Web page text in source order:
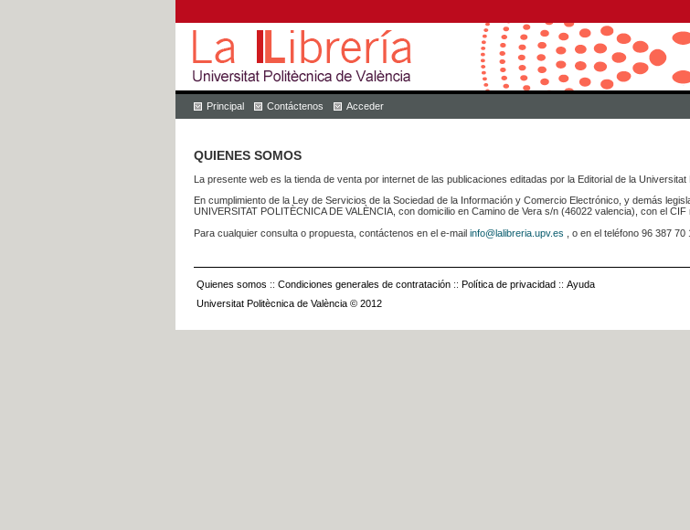
Principal Contáctenos Acceder
QUIENES SOMOS
La presente web es la tienda de venta por internet de las publicaciones editadas por la Editorial de la Universitat
En cumplimiento de la Ley de Servicios de la Sociedad de la Información y Comercio Electrónico, y demás
UNIVERSITAT POLITÈCNICA DE VALÈNCIA, con domicilio en Camino de Vera s/n (46022 valencia), con el CIF
Para cualquier consulta o propuesta, contáctenos en el e-mail info@lalibreria.upv.es , o en el teléfono 96 387 70
Quienes somos :: Condiciones generales de contratación :: Política de privacidad :: Ayuda
Universitat Politècnica de València © 2012